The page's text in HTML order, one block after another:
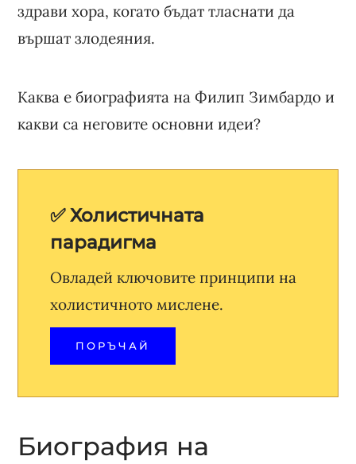
здрави хора, когато бъдат тласнати да
вършат злодеяния.
Каква е биографията на Филип Зимбардо и
какви са неговите основни идеи?
✅ Холистичната
парадигма
Овладей ключовите принципи на
холистичното мислене.
ПОРЪЧАЙ
Биография на